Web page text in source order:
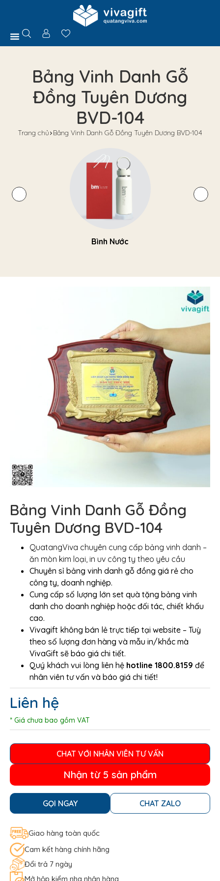
Bảng Vinh Danh Gỗ
Đồng Tuyên Dương
BVD-104
Trang chủ Bảng Vinh Danh Gỗ Đồng Tuyên Dương BVD-104
Bình Nước
Bảng Vinh Danh Gỗ Đồng
Tuyên Dương BVD-104
QuatangViva chuyên cung cấp bảng vinh danh –
ăn mòn kim loại, in uv công ty theo yêu cầu
Chuyên sỉ bảng vinh danh gỗ đồng giá rẻ cho
công ty, doanh nghiệp.
Cung cấp số lượng lớn set quà tặng bảng vinh
danh cho doanh nghiệp hoặc đối tác, chiết khấu
cao.
Vivagift không bán lẻ trực tiếp tại website – Tuỳ
theo số lượng đơn hàng và mẫu in/khắc mà
VivaGift sẽ báo giá chi tiết.
Quý khách vui lòng liên hệ hotline 1800.8159 để
nhân viên tư vấn và báo giá chi tiết!
Liên hệ
* Giá chưa bao gồm VAT
CHAT VỚI NHÂN VIÊN TƯ VẤN
Nhận từ 5 sản phẩm
GỌI NGAY CHAT ZALO
Giao hàng toàn quốc
Cam kết hàng chính hãng
Đổi trả 7 ngày
Mở hộp kiểm nha nhận hàng